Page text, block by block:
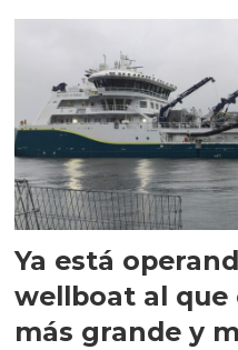
Ya está
wellboat al que
más grande y